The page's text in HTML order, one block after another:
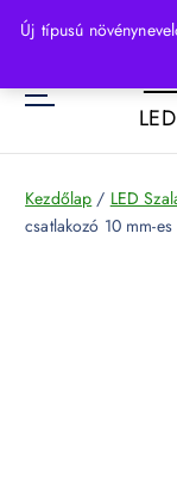
Új típusú
p
o
Kezdőlap / LED
csatlakozó 10 mm-